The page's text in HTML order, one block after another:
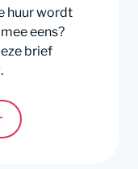
huur wordt
eens?
brief